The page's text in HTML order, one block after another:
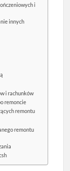
i
innych
i rachunków
remoncie
remontu
remontu